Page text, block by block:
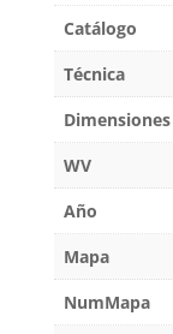
Catálogo
Técnica
Dimensiones
WV
Año
Mapa
NumMapa